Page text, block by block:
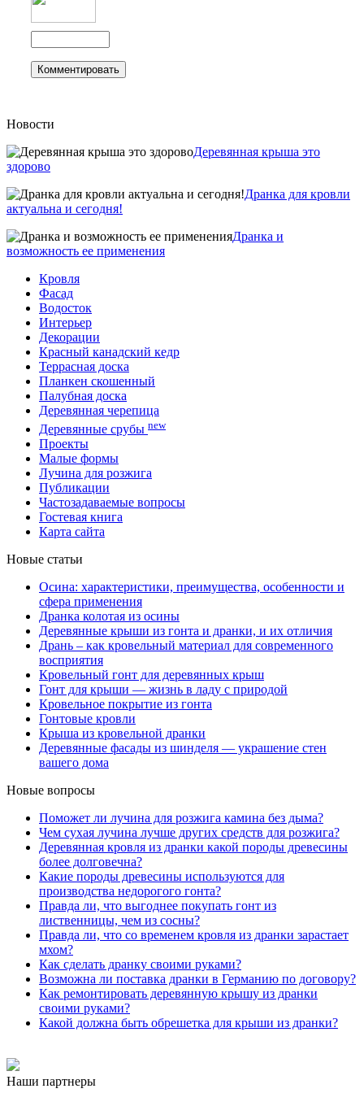
Новости
Деревянная крыша это
здорово
Дранка для кровли
актуальна и сегодня!
Дранка и
возможность ее применения
Кровля
Фасад
Водосток
Интерьер
Декорации
Красный канадский кедр
Террасная доска
Планкен скошенный
Палубная доска
Деревянная черепица
Деревянные срубы new
Проекты
Малые формы
Лучина для розжига
Публикации
Частозадаваемые вопросы
Гостевая книга
Карта сайта
Новые статьи
Осина: характеристики, преимущества, особенности и
сфера применения
Дранка колотая из осины
Деревянные крыши из гонта и дранки, и их отличия
Дрань – как кровельный материал для современного
восприятия
Кровельный гонт для деревянных крыш
Гонт для крыши — жизнь в ладу с природой
Кровельное покрытие из гонта
Гонтовые кровли
Крыша из кровельной дранки
Деревянные фасады из шинделя — украшение стен
вашего дома
Новые вопросы
Поможет ли лучина для розжига камина без дыма?
Чем сухая лучина лучше других средств для розжига?
Деревянная кровля из дранки какой породы древесины
более долговечна?
Какие породы древесины используются для
производства недорогого гонта?
Правда ли, что выгоднее покупать гонт из
лиственницы, чем из сосны?
Правда ли, что со временем кровля из дранки зарастает
мхом?
Как сделать дранку своими руками?
Возможна ли поставка дранки в Германию по договору?
Как ремонтировать деревянную крышу из дранки
своими руками?
Какой должна быть обрешетка для крыши из дранки?
Наши партнеры